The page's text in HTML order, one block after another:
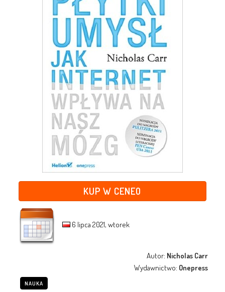
KUP W CENEO
6 lipca 2021, wtorek
Autor: Nicholas Carr
Wydawnictwo: Onepress
NAUKA